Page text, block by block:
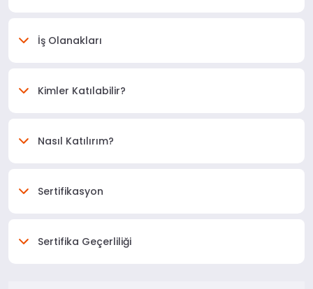
İş Olanakları
Kimler Katılabilir?
Nasıl Katılırım?
Sertifikasyon
Sertifika Geçerliliği